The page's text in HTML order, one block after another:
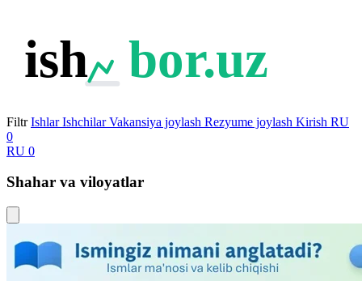
ish bor.uz
Filtr Ishlar Ishchilar Vakansiya joylash Rezyume joylash Kirish RU
0
RU 0
Shahar va viloyatlar